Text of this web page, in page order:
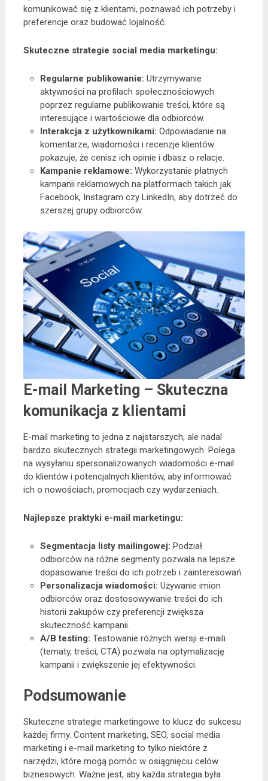
komunikować się z klientami, poznawać ich potrzeby i
preferencje oraz budować lojalność.
Skuteczne strategie social media marketingu:
Regularne publikowanie: Utrzymywanie
aktywności na profilach społecznościowych
poprzez regularne publikowanie treści, które są
interesujące i wartościowe dla odbiorców.
Interakcja z użytkownikami: Odpowiadanie na
komentarze, wiadomości i recenzje klientów
pokazuje, że cenisz ich opinie i dbasz o relacje.
Kampanie reklamowe: Wykorzystanie płatnych
kampanii reklamowych na platformach takich jak
Facebook, Instagram czy LinkedIn, aby dotrzeć do
szerszej grupy odbiorców.
E-mail Marketing – Skuteczna
komunikacja z klientami
E-mail marketing to jedna z najstarszych, ale nadal
bardzo skutecznych strategii marketingowych. Polega
na wysyłaniu spersonalizowanych wiadomości e-mail
do klientów i potencjalnych klientów, aby informować
ich o nowościach, promocjach czy wydarzeniach.
Najlepsze praktyki e-mail marketingu:
Segmentacja listy mailingowej: Podział
odbiorców na różne segmenty pozwala na lepsze
dopasowanie treści do ich potrzeb i zainteresowań.
Personalizacja wiadomości: Używanie imion
odbiorców oraz dostosowywanie treści do ich
historii zakupów czy preferencji zwiększa
skuteczność kampanii.
A/B testing: Testowanie różnych wersji e-maili
(tematy, treści, CTA) pozwala na optymalizację
kampanii i zwiększenie jej efektywności.
Podsumowanie
Skuteczne strategie marketingowe to klucz do sukcesu
każdej firmy. Content marketing, SEO, social media
marketing i e-mail marketing to tylko niektóre z
narzędzi, które mogą pomóc w osiągnięciu celów
biznesowych. Ważne jest, aby każda strategia była